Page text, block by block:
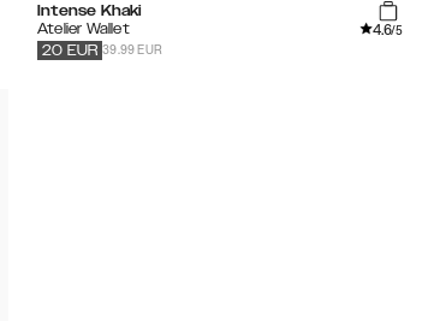
Intense Khaki
Atelier Wallet
4.6/5
39.99 EUR
20 EUR